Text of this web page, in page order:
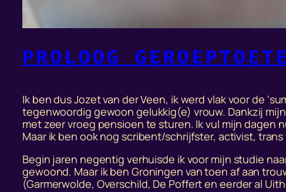
PROLOOG
Ik ben dus Jozet van der Veen, ik werd vlak voor de
tegenwoordig gewoon gelukkig(e) vrouw. Dankzij
met zeer vroeg pensioen te sturen. Ik vul mijn dagen
Maar ik ben ook nog scribent/schrijfster, activist,
Begin jaren negentig verhuisde ik voor mijn studie
gewoond. Maar ik ben Groningen van toen af aan
(Garmerwolde, Overschild, De Poffert en eerder al